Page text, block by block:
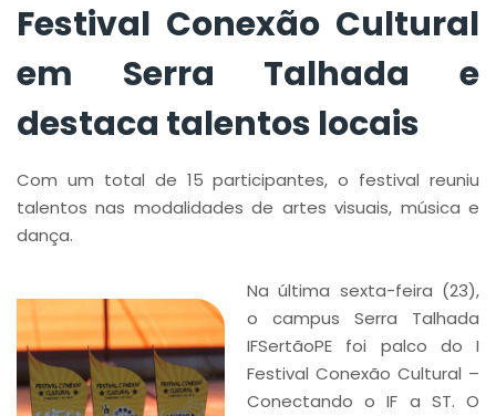
Festival Conexão Cultural
em Serra Talhada e
destaca talentos locais
Com um total de 15 participantes, o festival reuniu
talentos nas modalidades de artes visuais, música e
dança.
Na última sexta-feira (23),
o campus Serra Talhada
IFSertãoPE foi palco do I
Festival Conexão Cultural –
Conectando o IF a ST. O